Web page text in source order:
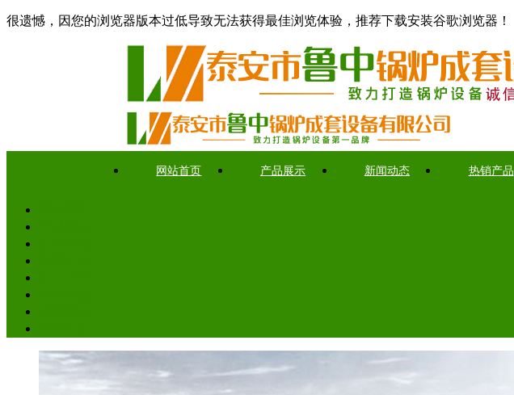
很遗憾，因您的浏览器版本过低导致无法获得最佳浏览体验，推荐下载安装谷歌浏览器！
网站首页 产品展示 新闻动态 热销产品